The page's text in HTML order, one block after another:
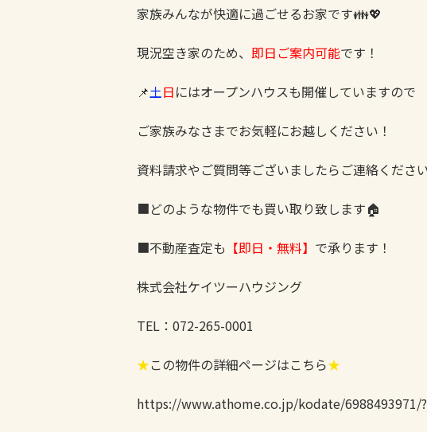
家族みんなが快適に過ごせるお家です👪💖
現況空き家のため、 即日ご案内可能です！
📌土日にはオープンハウスも開催していますので
ご家族みなさまでお気軽にお越しください！
資料請求やご質問等ございましたらご連絡くださ
■どのような物件でも買い取り致します🏠
■不動産査定も 【即日・無料】 で承ります！
株式会社ケイツーハウジング
TEL：072-265-0001
★この物件の詳細ページはこちら★
https://www.athome.co.jp/kodate/6988493971/